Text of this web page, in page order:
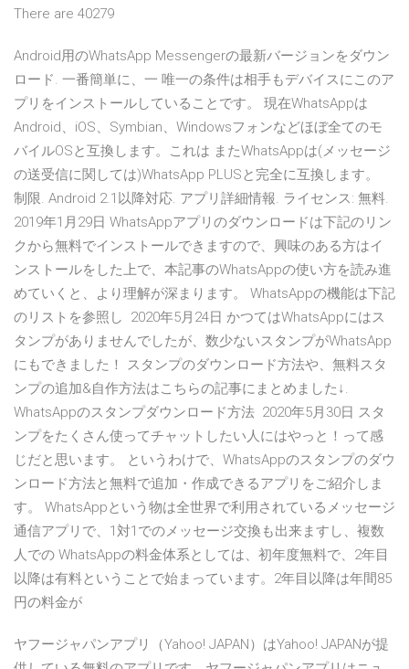
There are 40279
Android用のWhatsApp Messengerの最新バージョンをダウン
ロード. 一番簡単に、一 唯一の条件は相手もデバイスにこのア
プリをインストールしていることです。 現在WhatsAppは
Android、iOS、Symbian、Windowsフォンなどほぼ全てのモ
バイルOSと互換します。これは またWhatsAppは(メッセージ
の送受信に関しては)WhatsApp PLUSと完全に互換します。
制限. Android 2.1以降対応. アプリ詳細情報. ライセンス: 無料.
2019年1月29日 WhatsAppアプリのダウンロードは下記のリン
クから無料でインストールできますので、興味のある方はイ
ンストールをした上で、本記事のWhatsAppの使い方を読み進
めていくと、より理解が深まります。 WhatsAppの機能は下記
のリストを参照し 2020年5月24日 かつてはWhatsAppにはス
タンプがありませんでしたが、数少ないスタンプがWhatsApp
にもできました！ スタンプのダウンロード方法や、無料スタ
ンプの追加&自作方法はこちらの記事にまとめました↓.
WhatsAppのスタンプダウンロード方法 2020年5月30日 スタ
ンプをたくさん使ってチャットしたい人にはやっと！って感
じだと思います。 というわけで、WhatsAppのスタンプのダウ
ンロード方法と無料で追加・作成できるアプリをご紹介しま
す。 WhatsAppという物は全世界で利用されているメッセージ
通信アプリで、1対1でのメッセージ交換も出来ますし、複数
人での WhatsAppの料金体系としては、初年度無料で、2年目
以降は有料ということで始まっています。2年目以降は年間85
円の料金が
ヤフージャパンアプリ（Yahoo! JAPAN）はYahoo! JAPANが提